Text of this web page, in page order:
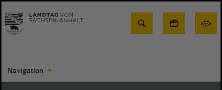
Suche
Navigation